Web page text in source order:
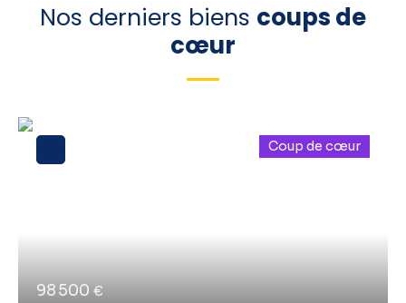
Nos derniers biens coups de
cœur
98 500 €
Coup de cœur